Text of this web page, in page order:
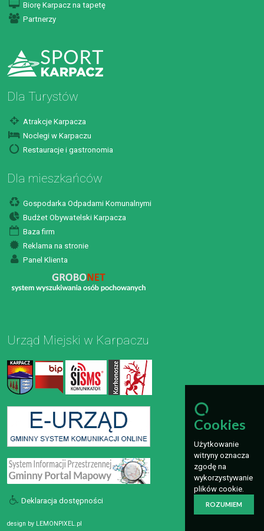
Biorę Karpacz na tapetę
Partnerzy
Dla Turystów
Atrakcje Karpacza
Noclegi w Karpaczu
Restauracje i gastronomia
Dla mieszkańców
Gospodarka Odpadami Komunalnymi
Budżet Obywatelski Karpacza
Baza firm
Reklama na stronie
Panel Klienta
Urząd Miejski w Karpaczu
Deklaracja dostępności
design by LEMONPIXEL.pl
Cookies
Użytkowanie
witryny oznacza
zgodę na
wykorzystywanie
plików cookie.
ROZUMIEM